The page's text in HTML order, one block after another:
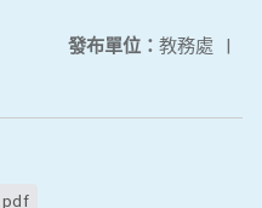
發布單位： 教務處 |